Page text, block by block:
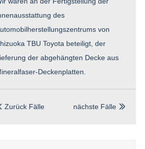
des
von
TBU Toyota beteiligt, der
der abgehängten Decke aus
Deckenplatten.
Zurück Fälle 
nächste Fälle